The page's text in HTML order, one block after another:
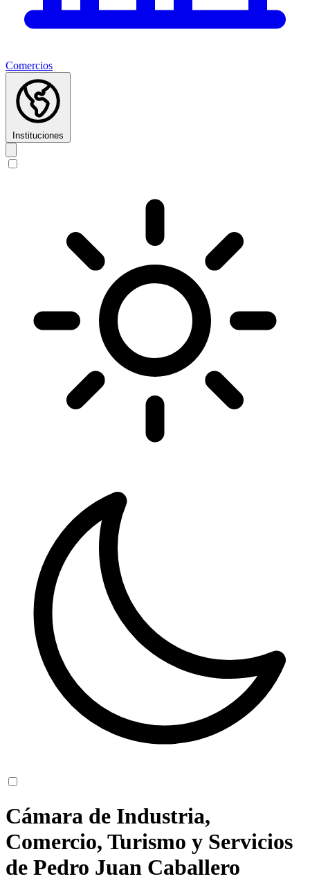
Comercios
Instituciones
Cámara de Industria,
Comercio, Turismo y Servicios
de Pedro Juan Caballero